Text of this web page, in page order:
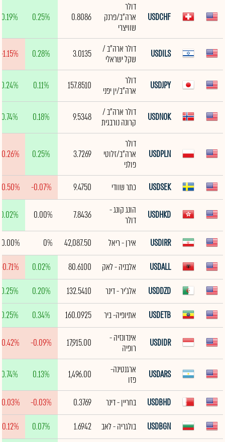
USDCHF
דולר
ארה"ב/פרנק
שוויצרי
0.8086
0.25%
0.19%
USDILS
דולר ארה"ב /
שקל ישראלי
3.0135
0.28%
-1.15%
USDJPY
דולר
ארה"ב/ין יפני
157.8510
0.11%
0.24%
USDNOK
דולר ארה"ב /
קרונה נורבגית
9.5348
0.18%
0.74%
USDPLN
דולר
ארה"ב/זלוטי
פולני
3.7269
0.25%
USDSEK כתר שוודי 9.4750
-0.07%
USDHKD
הונג קונג -
דולר
7.8436
0.00%
0.02%
USDIRR אירן - ריאל 42,087.50
0%
0.00%
USDALL
אלבניה - לאק 80.6100
0.02%
-0.71%
USDDZD
אלג'יר - דינר 132.5410
0.20%
0.25%
USDETB
אתיופיה- ביר 160.0925
0.34%
0.25%
USDIDR
אינדונזיה -
רופיה
17,915.00
-0.09%
USDARS
ארגנטינה-
פזו
1,496.00
0.13%
0.74%
USDBHD בחריין - דינר 0.3769
-0.03%
USDBGN
בולגריה - לאב 1.6942
0.07%
-0.12%